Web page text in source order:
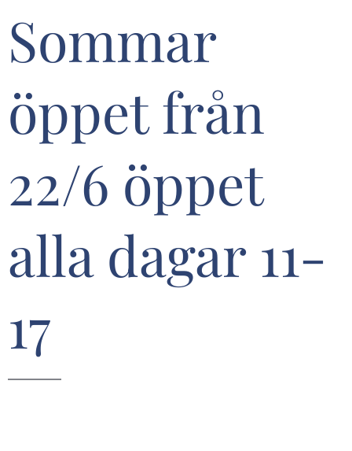
Sommar
öppet från
22/6 öppet
alla dagar 11-
17